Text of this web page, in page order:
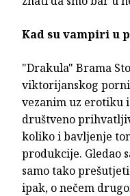
Kad su vampiri u
"Drakula" Brama
viktorijanskog
vezanim uz erotiku
društveno
koliko i bavljenje
produkcije. Gledao
samo tako
ipak, o nečem